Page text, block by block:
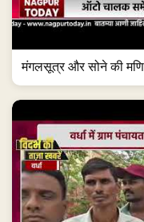
मंगलसूत्र और सोने की मणि